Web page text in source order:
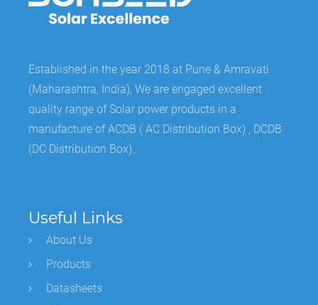
Established in the year 2018 at Pune & Amravati
(Maharashtra, India), We are engaged excellent
quality range of Solar power products in a
manufacture of ACDB ( AC Distribution Box) , DCDB
(DC Distribution Box)..
Useful Links
About Us
Products
Datasheets